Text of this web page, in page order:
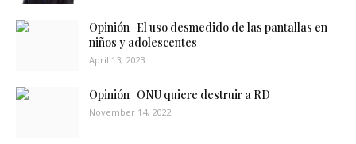
Opinión | El uso desmedido de las pantallas en
niños y adolescentes
April 13, 2023
Opinión | ONU quiere destruir a RD
November 14, 2022